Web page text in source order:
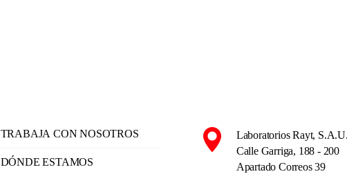
TRABAJA CON NOSOTROS
DÓNDE ESTAMOS
Laboratorios Rayt, S.A.U.
Calle Garriga, 188 - 200
Apartado Correos 39